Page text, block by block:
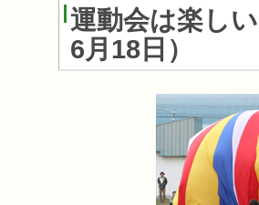
運動会は楽し
6月18日 ）